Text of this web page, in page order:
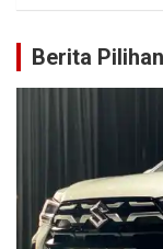
Berita Pilihan